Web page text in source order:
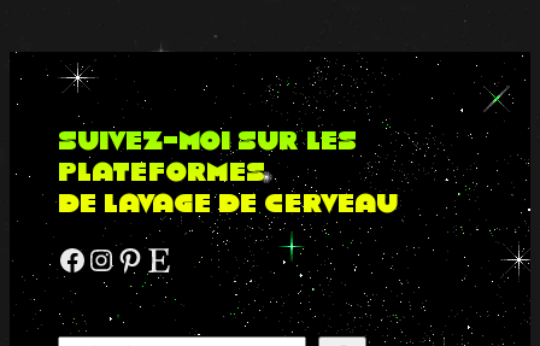
suivez-moi sur les
plateformes
de lavage de cerveau
Facebook Instagram Pinterest Etsy